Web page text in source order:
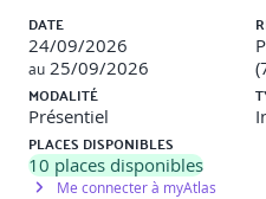
RESTITUTION DES MINI
DATE
24/09/2026
au 25/09/2026
MODALITÉ
Présentiel
PLACES DISPONIBLES
10 places disponibles
Me connecter à myAtlas